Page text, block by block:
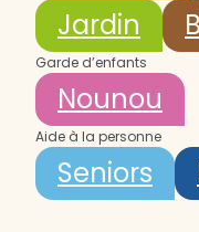
Jardin
Garde d’enfants
Nounou
Aide à la personne
Seniors